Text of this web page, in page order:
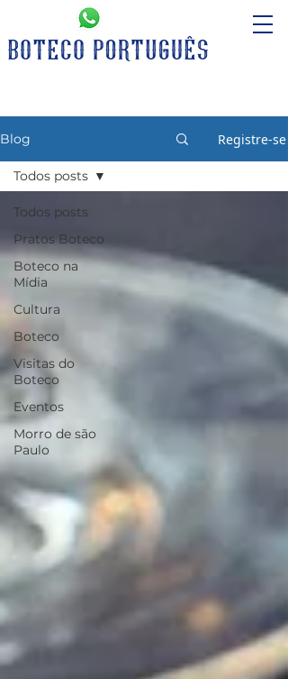
Blog Registre-se
Todos posts
Pratos Boteco
Boteco na
Mídia
Cultura
Boteco
Visitas do
Boteco
Eventos
Morro de são
Paulo
Todos posts